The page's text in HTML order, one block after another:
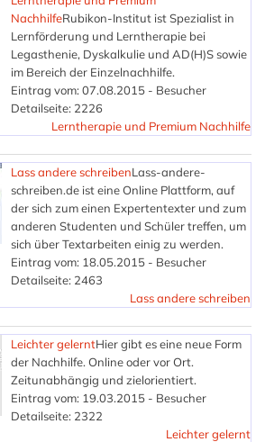
NachhilfeRubikon-Institut ist Spezialist in
Lernförderung und Lerntherapie bei
Legasthenie, Dyskalkulie und AD(H)S sowie
im Bereich der Einzelnachhilfe.
Eintrag vom: 07.08.2015 - Besucher
Detailseite: 2226
Lerntherapie und Premium Nachhilfe
Lass andere schreibenLass-andere-
schreiben.de ist eine Online Plattform, auf
der sich zum einen Expertentexter und zum
anderen Studenten und Schüler treffen, um
sich über Textarbeiten einig zu werden.
Eintrag vom: 18.05.2015 - Besucher
Detailseite: 2463
Lass andere schreiben
Leichter gelerntHier gibt es eine neue Form
der Nachhilfe. Online oder vor Ort.
Zeitunabhängig und zielorientiert.
Eintrag vom: 19.03.2015 - Besucher
Detailseite: 2322
Leichter gelernt